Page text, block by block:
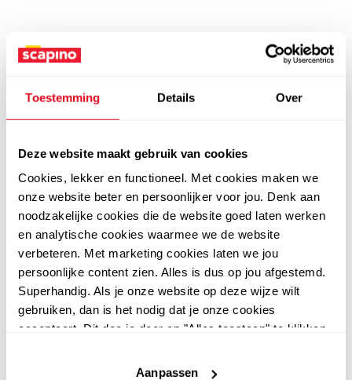
Toestemming Details Over
Deze website maakt gebruik van cookies
Cookies, lekker en functioneel. Met cookies maken we
onze website beter en persoonlijker voor jou. Denk aan
noodzakelijke cookies die de website goed laten werken
en analytische cookies waarmee we de website
verbeteren. Met marketing cookies laten we jou
persoonlijke content zien. Alles is dus op jou afgestemd.
Superhandig. Als je onze website op deze wijze wilt
gebruiken, dan is het nodig dat je onze cookies
accepteert. Dit doe je door op "Alles toestaan" te klikken.
website niet optimaal functioneert.
Aanpassen